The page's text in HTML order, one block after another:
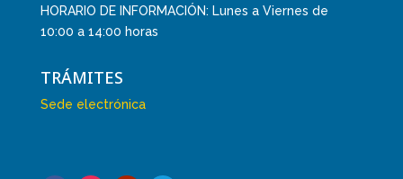
HORARIO DE INFORMACIÓN: Lunes a Viernes de
10:00 a 14:00 horas
TRÁMITES
Sede electrónica